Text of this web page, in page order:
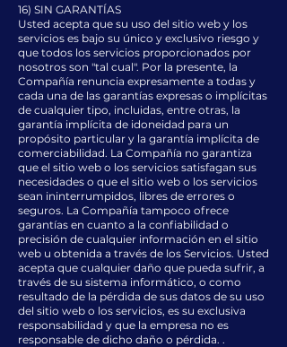
16) SIN GARANTÍAS
Usted acepta que su uso del sitio web y los
servicios es bajo su único y exclusivo riesgo y
que todos los servicios proporcionados por
nosotros son "tal cual". Por la presente, la
Compañía renuncia expresamente a todas y
cada una de las garantías expresas o implícitas
de cualquier tipo, incluidas, entre otras, la
garantía implícita de idoneidad para un
propósito particular y la garantía implícita de
comerciabilidad. La Compañía no garantiza
que el sitio web o los servicios satisfagan sus
necesidades o que el sitio web o los servicios
sean ininterrumpidos, libres de errores o
seguros. La Compañía tampoco ofrece
garantías en cuanto a la confiabilidad o
precisión de cualquier información en el sitio
web u obtenida a través de los Servicios. Usted
acepta que cualquier daño que pueda sufrir, a
través de su sistema informático, o como
resultado de la pérdida de sus datos de su uso
del sitio web o los servicios, es su exclusiva
responsabilidad y que la empresa no es
responsable de dicho daño o pérdida. .